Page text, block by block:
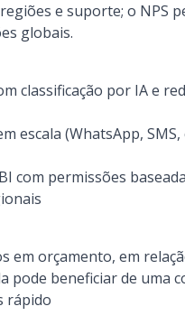
e suporte; o NPS
globais.
classificação por IA e
escala (WhatsApp,
com permissões
em orçamento, em
pode beneficiar de
rápido